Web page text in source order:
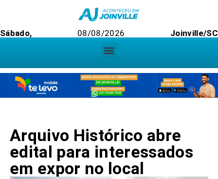
Sábado, 08/08/2026 Joinville/SC
Arquivo Histórico abre
edital para interessados
em expor no local